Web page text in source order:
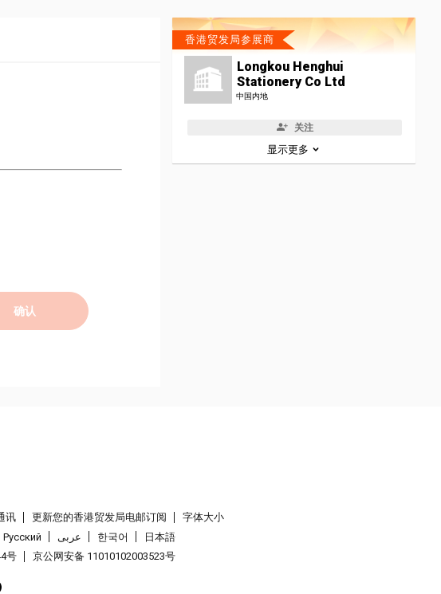
确认
香港贸发局参展商
Longkou Henghui
Stationery Co Ltd
中国内地
关注
显示更多
讯 更新您的香港贸发局电邮订阅
字体大小
Pусский عربى 한국어
日本語
号 京公网安备 11010102003523号